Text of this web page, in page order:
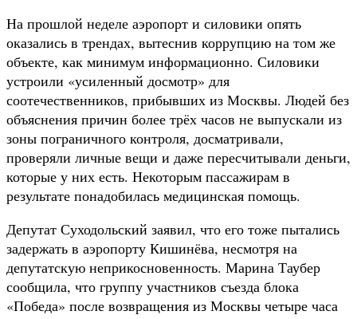
На прошлой неделе аэропорт и силовики опять
оказались в трендах, вытеснив коррупцию на том же
объекте, как минимум информационно. Силовики
устроили «усиленный досмотр» для
соотечественников, прибывших из Москвы. Людей без
объяснения причин более трёх часов не выпускали из
зоны пограничного контроля, досматривали,
проверяли личные вещи и даже пересчитывали деньги,
которые у них есть. Некоторым пассажирам в
результате понадобилась медицинская помощь.
Депутат Суходольский заявил, что его тоже пытались
задержать в аэропорту Кишинёва, несмотря на
депутатскую неприкосновенность. Марина Таубер
сообщила, что группу участников съезда блока
«Победа» после возвращения из Москвы четыре часа